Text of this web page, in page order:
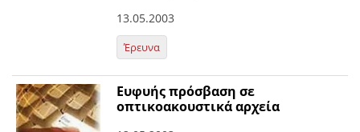
13.05.2003
Έρευνα
Ευφυής πρόσβαση σε
οπτικοακουστικά αρχεία